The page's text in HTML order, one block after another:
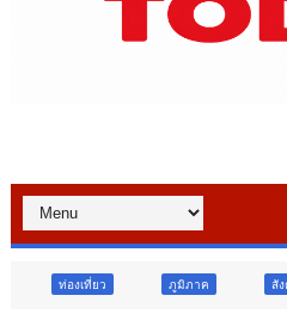
ภูมิภาค สังคม ศาสนา